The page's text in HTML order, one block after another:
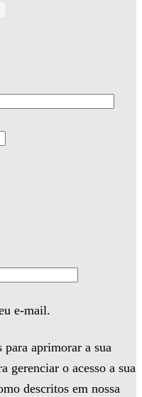
e-mail.
para aprimorar a sua
gerenciar o acesso a sua
descritos em nossa